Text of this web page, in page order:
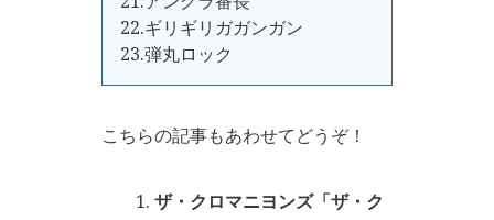
22.ギリギリガガンガン
23.弾丸ロック
こちらの記事もあわせてどうぞ！
ザ・クロマニヨンズ「ザ・ク